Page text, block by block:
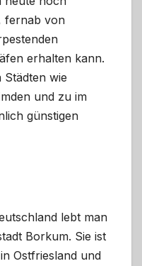
fernab von
erhalten kann.
wie
und zu im
günstigen
lebt man
Borkum. Sie ist
Ostfriesland und